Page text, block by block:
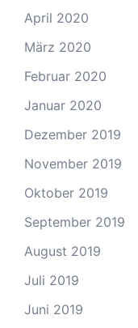
April 2020
März 2020
Februar 2020
Januar 2020
Dezember 2019
November 2019
Oktober 2019
September 2019
August 2019
Juli 2019
Juni 2019